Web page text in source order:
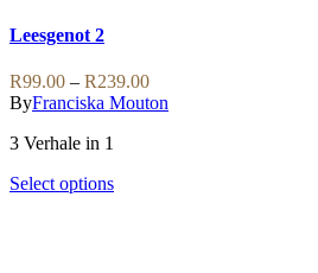
be
chosen
on
page
variants.
The
options
chosen
Leesgenot 2
R99.00 – R239.00Price
range:
ByFranciska Mouton
3 Verhale in 1
Select optionsThis